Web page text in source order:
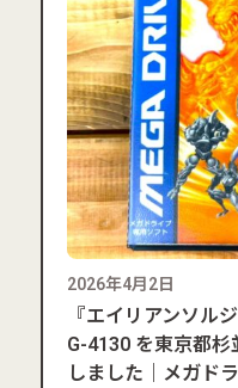
2026年4月2日
『エイリアンソル
G-4130 を東京都
しました｜メガド